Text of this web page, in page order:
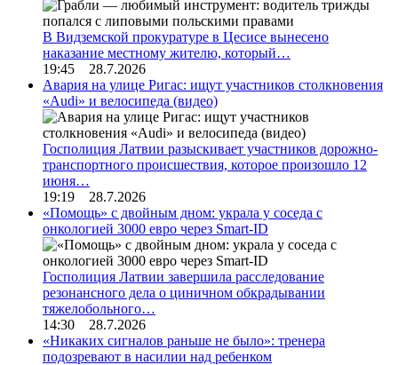
В Видземской прокуратуре в Цесисе вынесено
наказание местному жителю, который…
19:45 28.7.2026
Авария на улице Ригас: ищут участников столкновения
«Audi» и велосипеда (видео)
Госполиция Латвии разыскивает участников дорожно-
транспортного происшествия, которое произошло 12
июня…
19:19 28.7.2026
«Помощь» с двойным дном: украла у соседа с
онкологией 3000 евро через Smart-ID
Госполиция Латвии завершила расследование
резонансного дела о циничном обкрадывании
тяжелобольного…
14:30 28.7.2026
«Никаких сигналов раньше не было»: тренера
подозревают в насилии над ребенком